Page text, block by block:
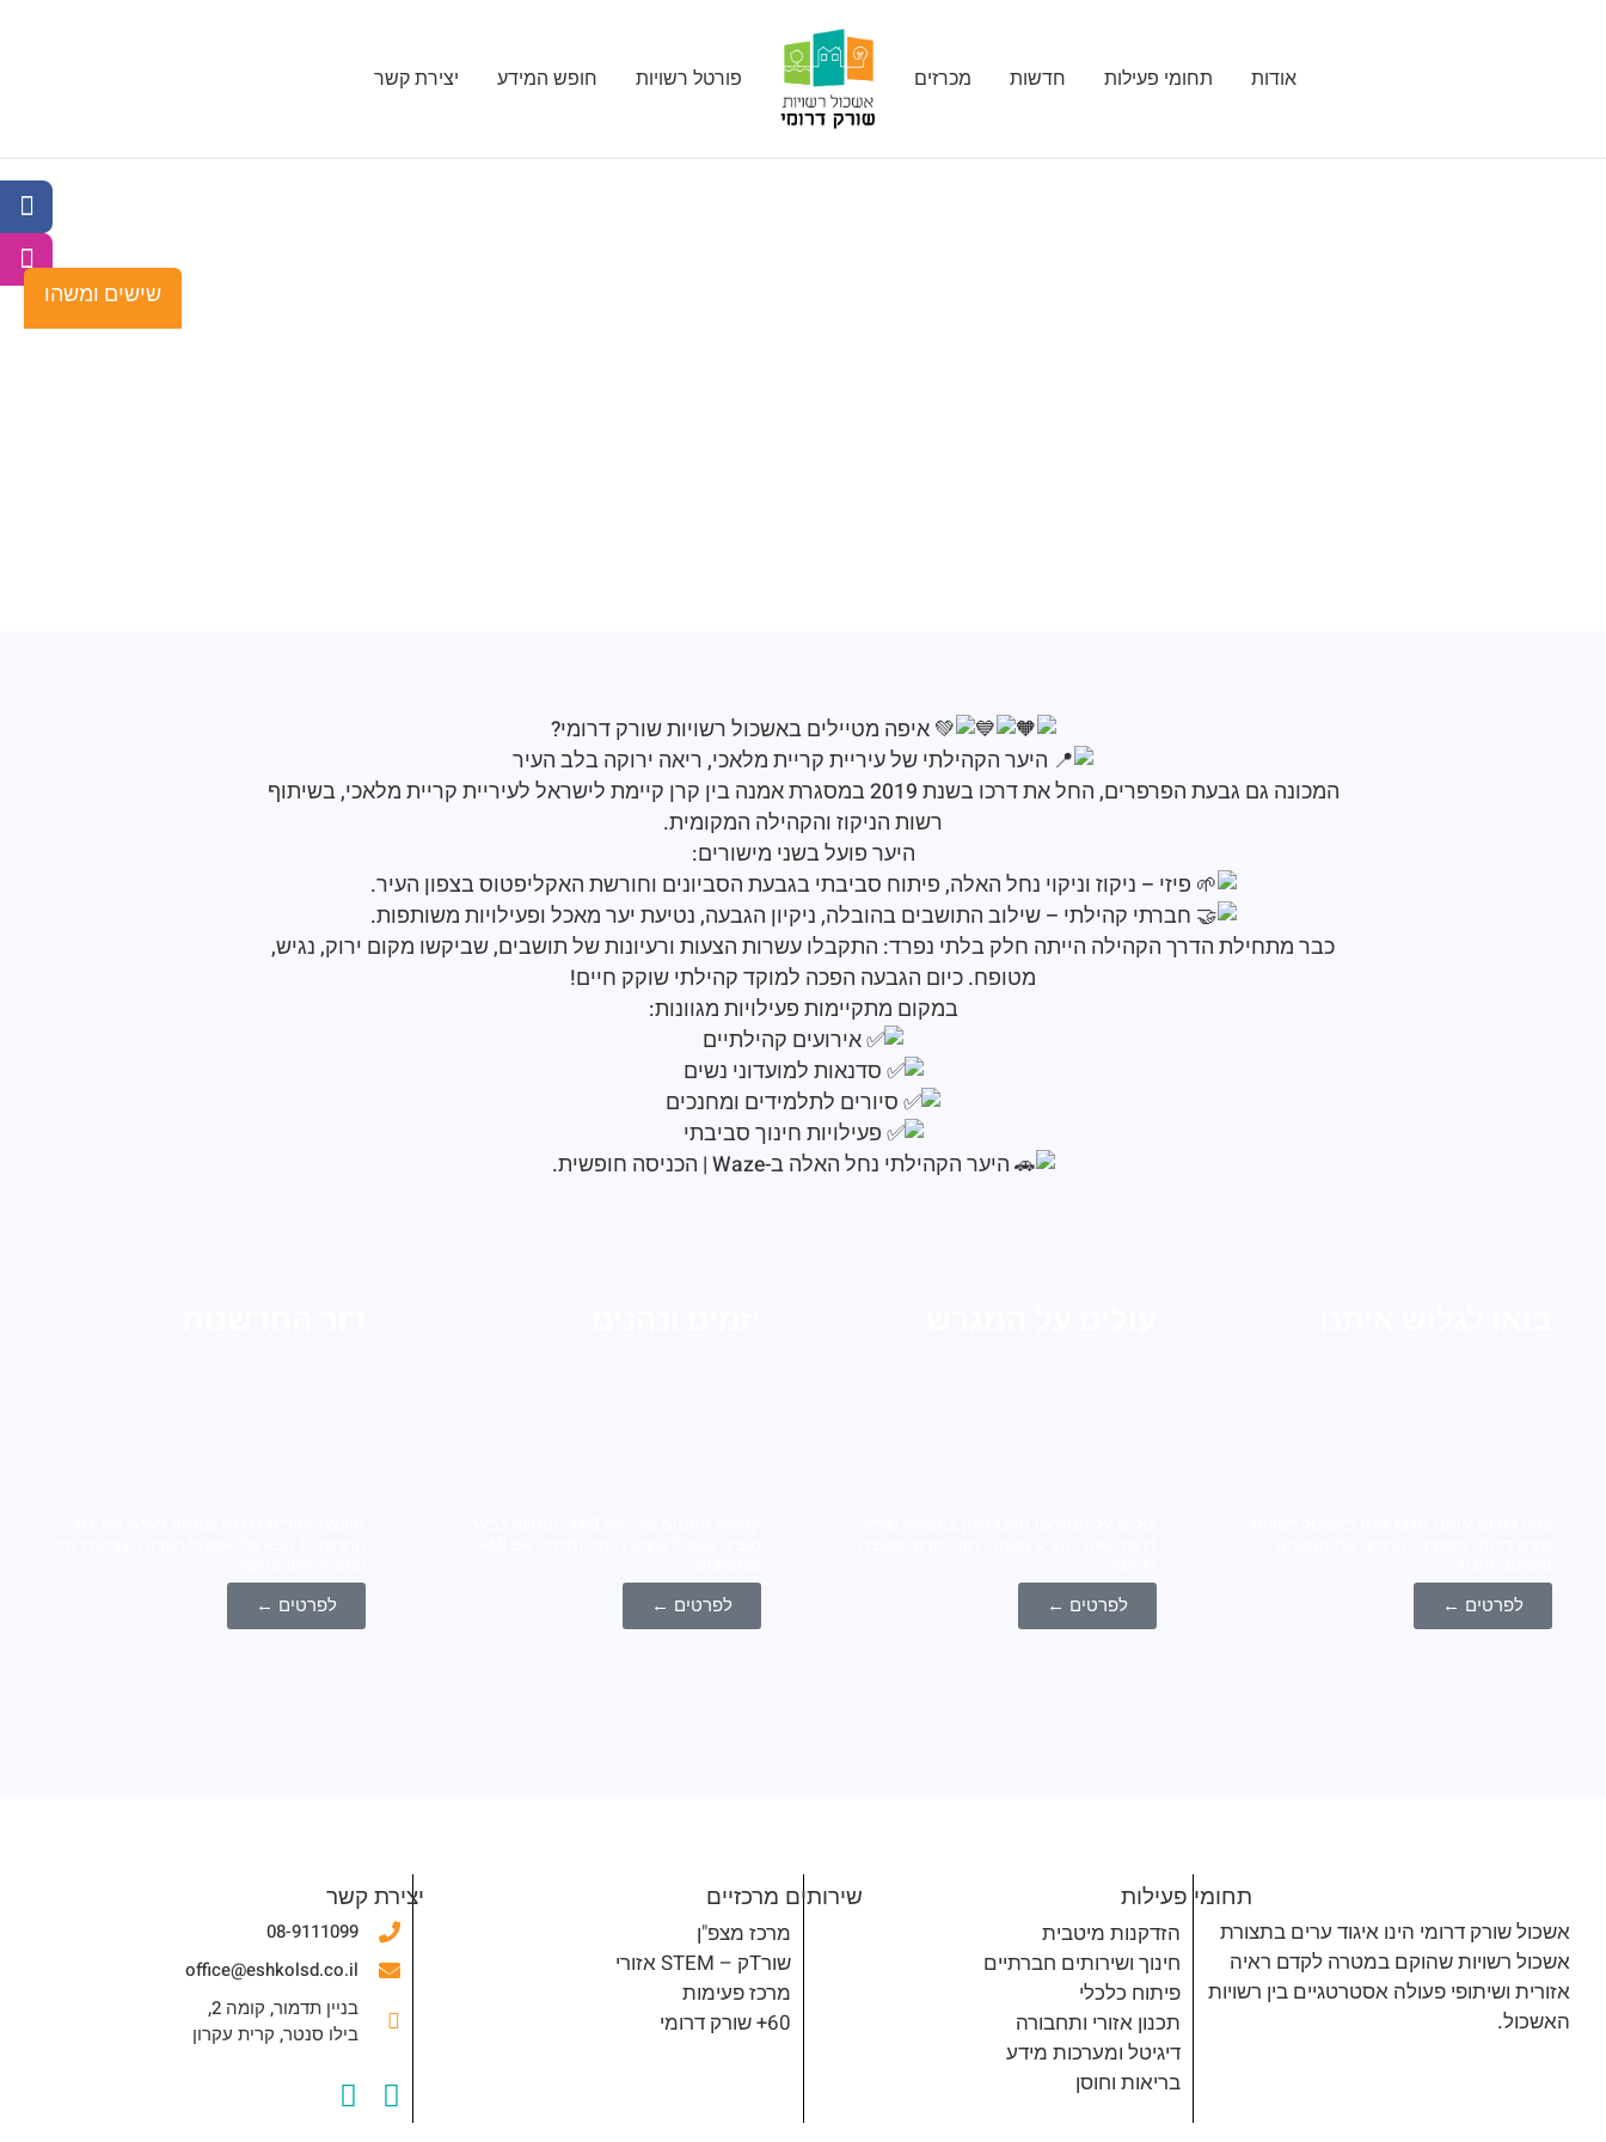
אודות תחומי פעילות חדשות מכרזים פורטל רשויות חופש המידע יצירת קשר
שישים ומשהו
איפה מטיילים באשכול רשויות שורק דרומי?
היער הקהילתי שלעיריית קריית מלאכי, ריאה ירוקה בלב העיר
המכונה גם גבעת הפרפרים, החל את דרכו בשנת 2019 במסגרת אמנה בין קרן קיימת לישראל לעיריית קריית מלאכי, בשיתוף
רשות הניקוז והקהילה המקומית.
היער פועל בשני מישורים:
פיזי – ניקוז וניקוי נחל האלה, פיתוח סביבתי בגבעת הסביונים וחורשת האקליפטוס בצפון העיר.
חברתי קהילתי – שילוב התושבים בהובלה, ניקיון הגבעה, נטיעת יער מאכל ופעילויות משותפות.
כבר מתחילת הדרך הקהילה הייתה חלק בלתי נפרד: התקבלו עשרות הצעות ורעיונות של תושבים, שביקשו מקום ירוק, נגיש,
מטופח. כיום הגבעה הפכה למוקד קהילתי שוקק חיים!
במקום מתקיימות פעילויות מגוונות:
אירועים קהילתיים
סדנאות למועדוני נשים
סיורים לתלמידים ומחנכים
פעילויות חינוך סביבתי
היער הקהילתי נחל האלה ב-Waze | הכניסה חופשית.
לפרטים ← לפרטים ← לפרטים ← לפרטים ←
אשכול שורק דרומי הינו איגוד ערים בתצורת
אשכול רשויות שהוקם במטרה לקדם ראיה
אזורית ושיתופי פעולה אסטרטגיים בין רשויות
האשכול.
תחומי פעילות
הזדקנות מיטבית
חינוך ושירותים חברתיים
פיתוח כלכלי
תכנון אזורי ותחבורה
דיגיטל ומערכות מידע
בריאות וחוסן
שירותים מרכזיים
מרכז מצפ"ן
שורTק – STEM אזורי
מרכז פעימות
60+ שורק דרומי
יצירת קשר
08-9111099
office@eshkolsd.co.il
בניין תדמור, קומה 2,
בילו סנטר, קרית עקרון